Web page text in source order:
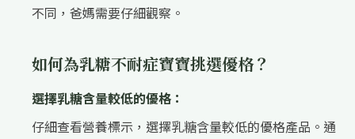
不同，爸媽需要仔細觀察。
如何為乳糖不耐症寶寶挑選優格？
選擇乳糖含量較低的優格：
仔細查看營養標示，選擇乳糖含量較低的優格產品。通